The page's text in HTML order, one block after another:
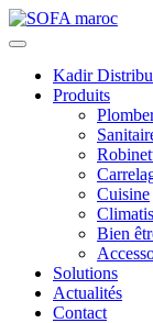
Kadir
Produits
Cuisine
Bien
Solutions
Actualités
Contact